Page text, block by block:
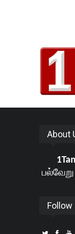
About
பல்வேறு
Follow